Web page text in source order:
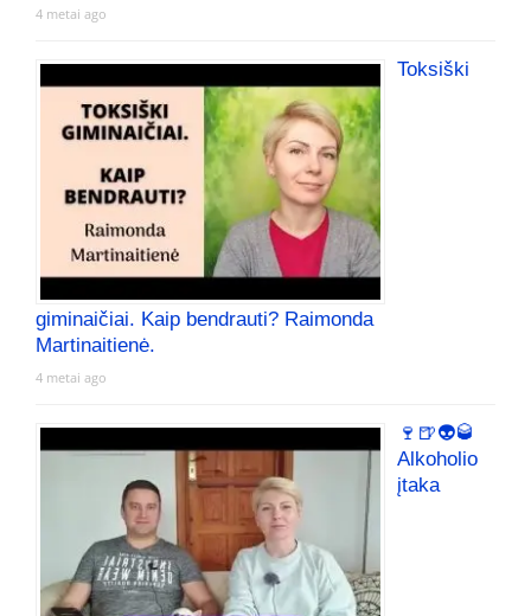
4 metai ago
Toksiški
giminaičiai. Kaip bendrauti? Raimonda
Martinaitienė.
4 metai ago
🍷🍺👽🥃
Alkoholio
įtaka